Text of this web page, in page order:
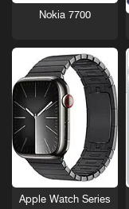
Nokia 7700
Apple Watch Series